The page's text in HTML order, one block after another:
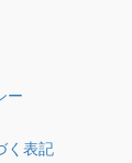
ー
く表記